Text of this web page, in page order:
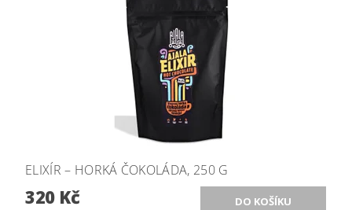
ELIXÍR – HORKÁ ČOKOLÁDA, 250 G
320 Kč